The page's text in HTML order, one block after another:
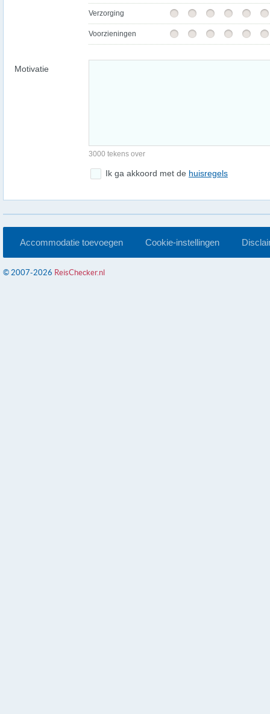
Verzorging
Voorzieningen
Motivatie
3000 tekens over
Ik ga akkoord met de huisregels
Accommodatie toevoegen Cookie-instellingen
© 2007-2026 ReisChecker.nl